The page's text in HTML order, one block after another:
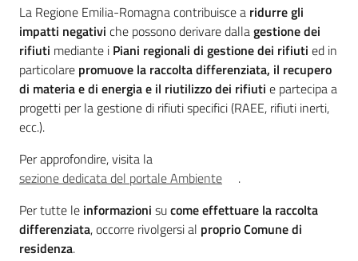
e
r
s
o
n
e
e
r
g
a
n
i
La Regione Emilia-Romagna contribuisce a ridurre gli
impatti negativi che possono derivare dallagestione dei
rifiuti mediante i Piani regionali di gestione dei rifiuti ed in
particolare promuove la raccolta differenziata, il recupero
di materia e di energia e il riutilizzo dei rifiuti e partecipa a
progetti per la gestione di rifiuti specifici (RAEE, rifiuti inerti,
ecc.).
Per approfondire, visita la
sezione dedicata del portale Ambiente
.
Per tutte le informazioni sucome effettuare la raccolta
differenziata, occorre rivolgersi al proprio Comune di
residenza.